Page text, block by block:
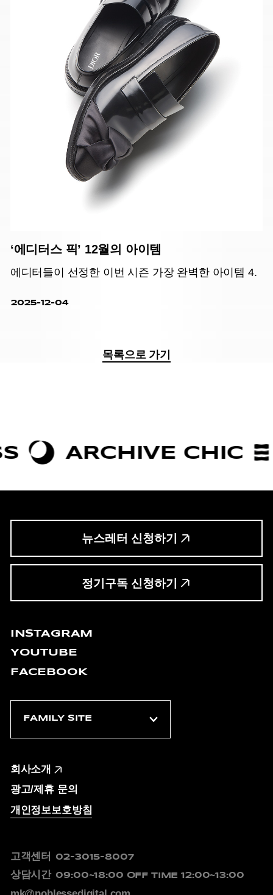
‘에디터스 픽’ 12월의 아이템
에디터들이 선정한 이번 시즌 가장 완벽한 아이템 4.
2025-12-04
목록으로 가기
ARCHIVE CHIC
뉴스레터 신청하기
정기구독 신청하기
INSTAGRAM
YOUTUBE
FACEBOOK
회사소개
광고/제휴 문의
개인정보보호방침
고객센터 02-3015-8007
상담시간 09:00~18:00 OFF TIME 12:00~13:00